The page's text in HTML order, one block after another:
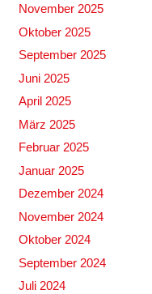
November 2025
Oktober 2025
September 2025
Juni 2025
April 2025
März 2025
Februar 2025
Januar 2025
Dezember 2024
November 2024
Oktober 2024
September 2024
Juli 2024